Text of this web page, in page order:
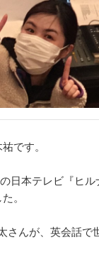
です。
日本テレビ『ヒ
。
さんが、英会話